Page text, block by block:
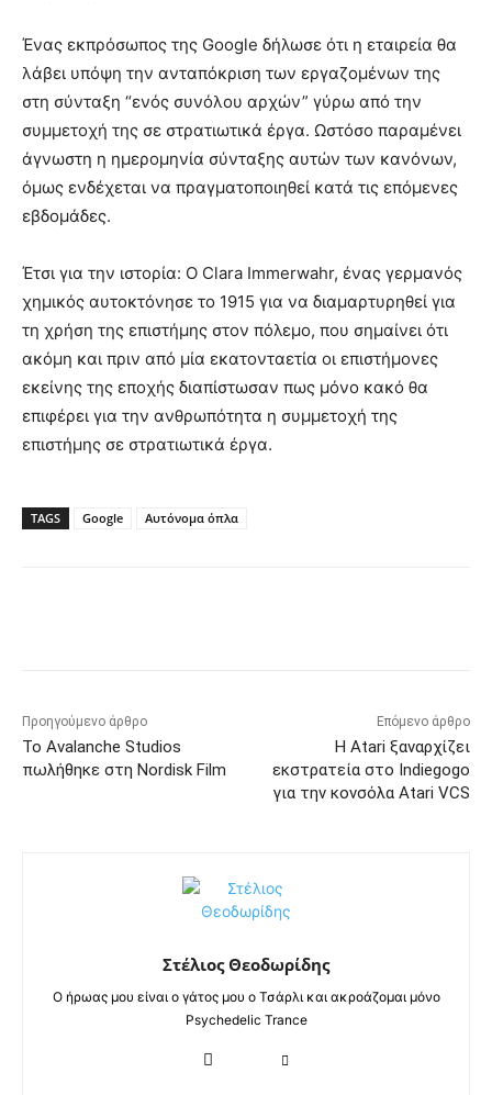
Ένας εκπρόσωπος της Google δήλωσε ότι η εταιρεία θα
λάβει υπόψη την ανταπόκριση των εργαζομένων της
στη σύνταξη “ενός συνόλου αρχών” γύρω από την
συμμετοχή της σε στρατιωτικά έργα. Ωστόσο παραμένει
άγνωστη η ημερομηνία σύνταξης αυτών των κανόνων,
όμως ενδέχεται να πραγματοποιηθεί κατά τις επόμενες
εβδομάδες.
Έτσι για την ιστορία: Ο Clara Immerwahr, ένας γερμανός
χημικός αυτοκτόνησε το 1915 για να διαμαρτυρηθεί για
τη χρήση της επιστήμης στον πόλεμο, που σημαίνει ότι
ακόμη και πριν από μία εκατονταετία οι επιστήμονες
εκείνης της εποχής διαπίστωσαν πως μόνο κακό θα
επιφέρει για την ανθρωπότητα η συμμετοχή της
επιστήμης σε στρατιωτικά έργα.
TAGS Google Αυτόνομα όπλα
Προηγούμενο άρθρο
Το Avalanche Studios
πωλήθηκε στη Nordisk Film
Επόμενο άρθρο
Η Atari ξαναρχίζει
εκστρατεία στο Indiegogo
για την κονσόλα Atari VCS
Στέλιος Θεοδωρίδης
Ο ήρωας μου είναι ο γάτος μου ο Τσάρλι και ακροάζομαι μόνο
Psychedelic Trance